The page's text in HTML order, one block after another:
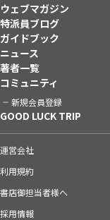
ウェブマガジン
特派員ブログ
ガイドブック
ニュース
著者一覧
コミュニティ
新規会員登録
GOOD LUCK TRIP
運営会社
利用規約
書店御担当者様へ
採用情報